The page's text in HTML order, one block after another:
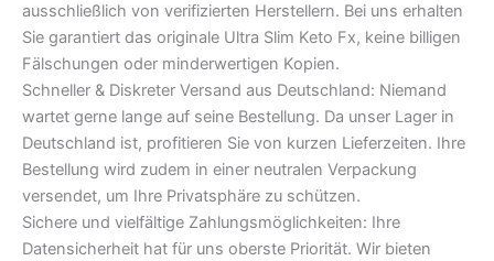
ausschließlich von verifizierten Herstellern. Bei uns erhalten
Sie garantiert das originale Ultra Slim Keto Fx, keine billigen
Fälschungen oder minderwertigen Kopien.
Schneller & Diskreter Versand aus Deutschland: Niemand
wartet gerne lange auf seine Bestellung. Da unser Lager in
Deutschland ist, profitieren Sie von kurzen Lieferzeiten. Ihre
Bestellung wird zudem in einer neutralen Verpackung
versendet, um Ihre Privatsphäre zu schützen.
Sichere und vielfältige Zahlungsmöglichkeiten: Ihre
Datensicherheit hat für uns oberste Priorität. Wir bieten